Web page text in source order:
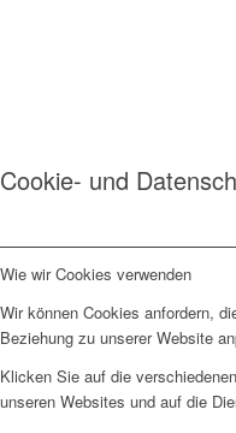
Cookie- und
Wie wir Cookies verwenden
Wir können Cookies anfordern,
Beziehung zu unserer Website
Klicken Sie auf die
unseren Websites und auf die